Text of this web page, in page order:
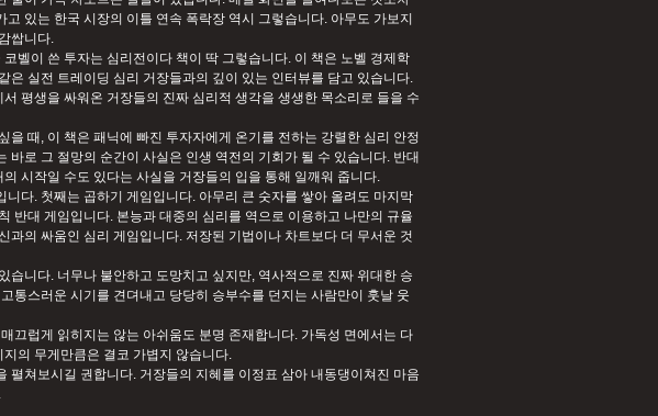
있는 한국 시장의 이틀 연속 폭락장 역시 그렇습니다. 아무도 가보지
쌉니다.
벨이 쓴 투자는 심리전이다 책이 딱 그렇습니다. 이 책은 노벨 경제학
실전 트레이딩 심리 거장들과의 깊이 있는 인터뷰를 담고 있습니다.
평생을 싸워온 거장들의 진짜 심리적 생각을 생생한 목소리로 들을 수
때, 이 책은 패닉에 빠진 투자자에게 온기를 전하는 강렬한 심리 안정
로 그 절망의 순간이 사실은 인생 역전의 기회가 될 수 있습니다. 반대
시작일 수도 있다는 사실을 거장들의 입을 통해 일깨워 줍니다.
다. 첫째는 곱하기 게임입니다. 아무리 큰 숫자를 쌓아 올려도 마지막
반대 게임입니다. 본능과 대중의 심리를 역으로 이용하고 나만의 규율
의 싸움인 심리 게임입니다. 저장된 기법이나 차트보다 더 무서운 것
니다. 너무나 불안하고 도망치고 싶지만, 역사적으로 진짜 위대한 승
통스러운 시기를 견뎌내고 당당히 승부수를 던지는 사람만이 훗날 웃
끄럽게 읽히지는 않는 아쉬움도 분명 존재합니다. 가독성 면에서는 다
의 무게만큼은 결코 가볍지 않습니다.
펼쳐보시길 권합니다. 거장들의 지혜를 이정표 삼아 내동댕이쳐진 마음